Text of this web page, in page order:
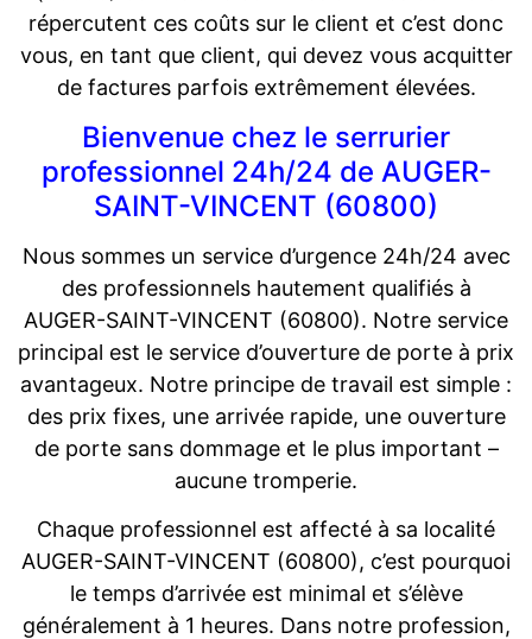
répercutent ces coûts sur le client et c’est donc
vous, en tant que client, qui devez vous acquitter
de factures parfois extrêmement élevées.
Bienvenue chez le serrurier
professionnel 24h/24 de AUGER-
SAINT-VINCENT (60800)
Nous sommes un service d’urgence 24h/24 avec
des professionnels hautement qualifiés à
AUGER-SAINT-VINCENT (60800). Notre service
principal est le service d’ouverture de porte à prix
avantageux. Notre principe de travail est simple :
des prix fixes, une arrivée rapide, une ouverture
de porte sans dommage et le plus important –
aucune tromperie.
Chaque professionnel est affecté à sa localité
AUGER-SAINT-VINCENT (60800), c’est pourquoi
le temps d’arrivée est minimal et s’élève
généralement à 1 heures. Dans notre profession,